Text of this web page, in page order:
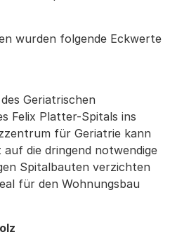
wurden folgende Eckwerte
Geriatrischen
Felix Platter-Spitals ins
für Geriatrie kann
die dringend notwendige
Spitalbauten verzichten
für den Wohnungsbau